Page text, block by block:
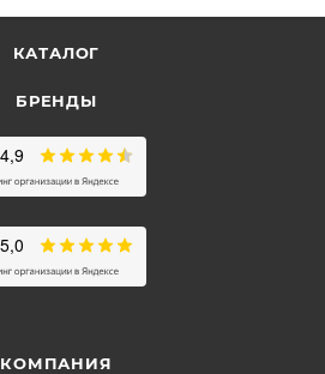
КАТАЛОГ
БРЕНДЫ
КОМПАНИЯ